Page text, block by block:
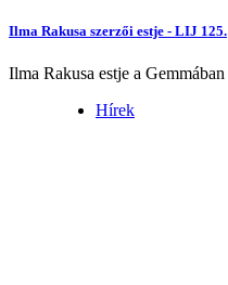
Ilma Rakusa szerzői estje - LIJ 125.
Ilma Rakusa estje a Gemmában
Hírek